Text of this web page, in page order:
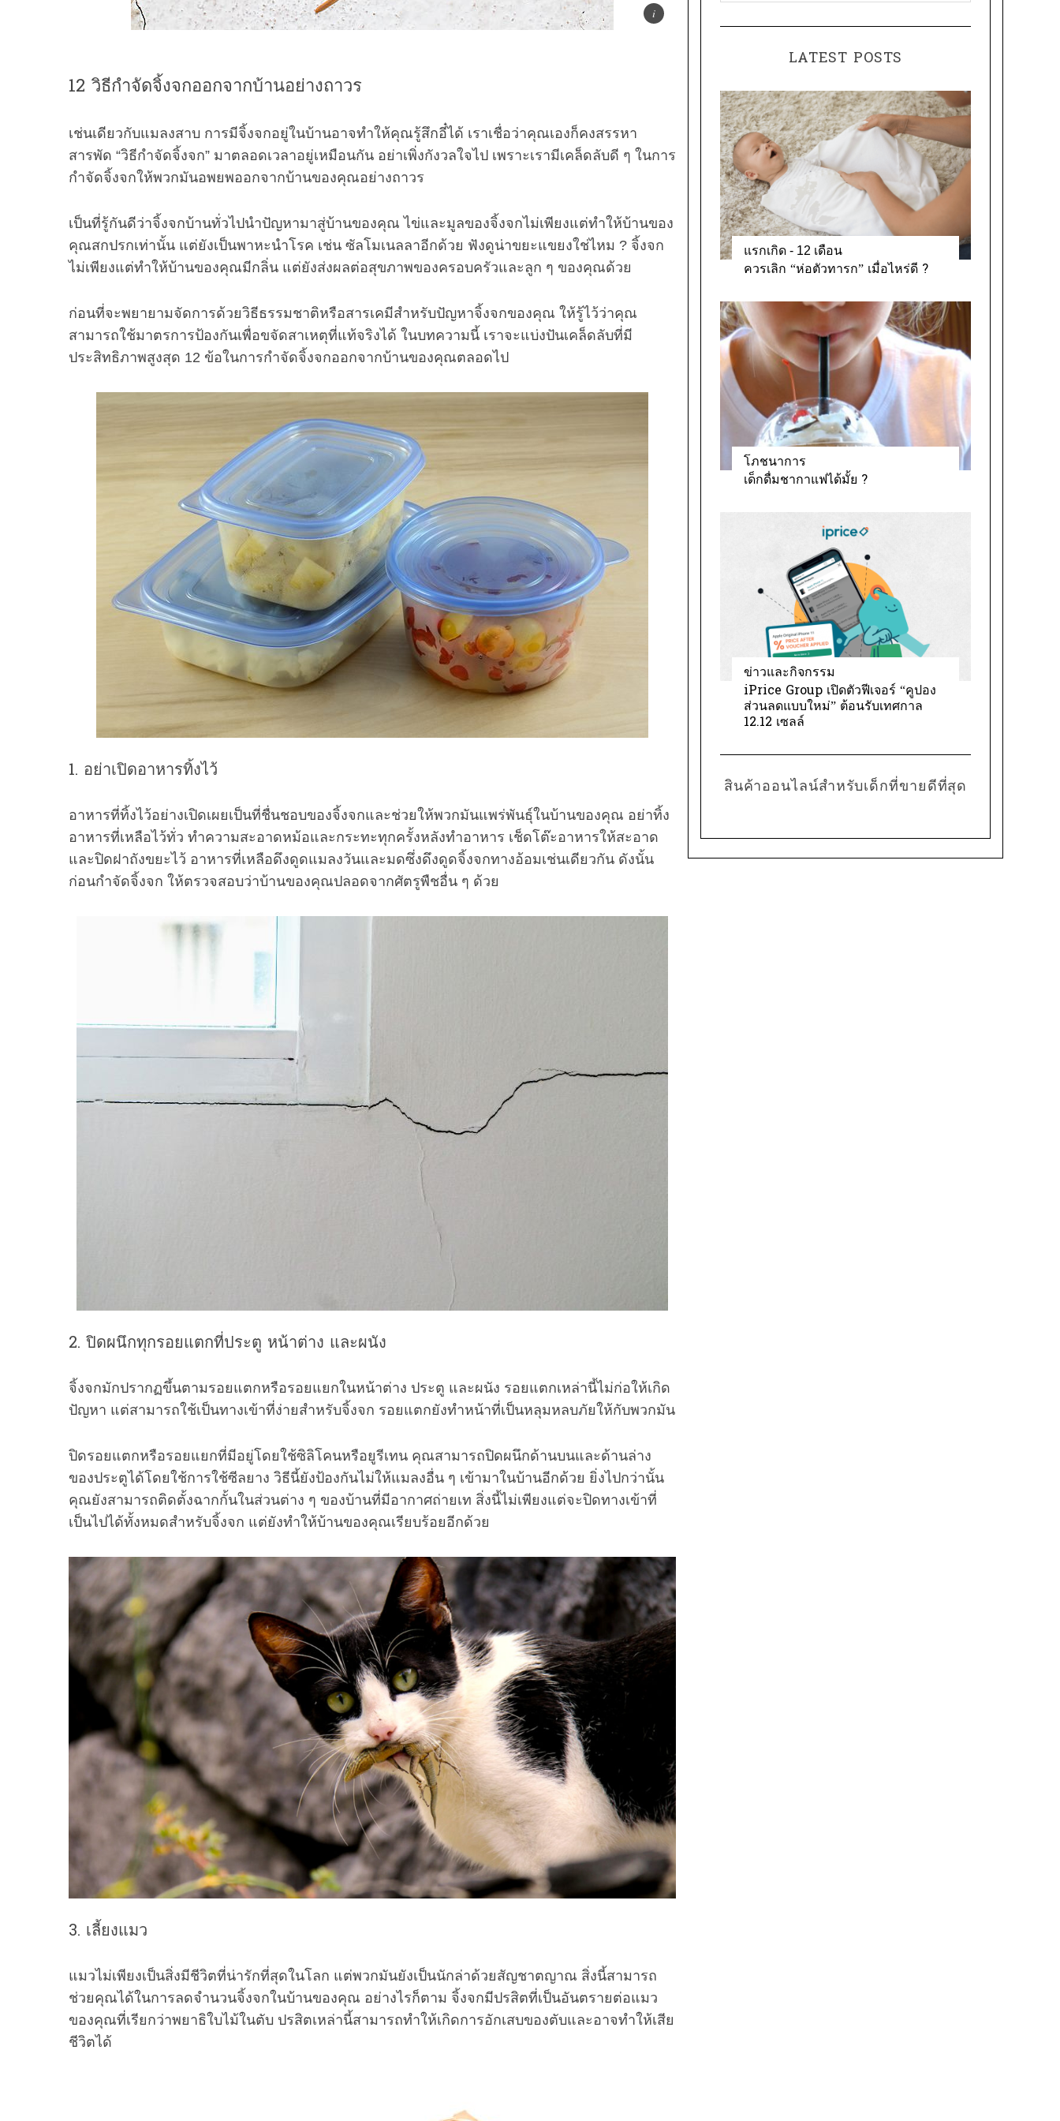
12 วิธีกำจัดจิ้งจกออกจากบ้านอย่างถาวร
เช่นเดียวกับแมลงสาบ การมีจิ้งจกอยู่ในบ้านอาจทำให้คุณรู้สึกอี๋ได้ เราเชื่อว่าคุณเองก็คงสรรหา
สารพัด “วิธีกำจัดจิ้งจก” มาตลอดเวลาอยู่เหมือนกัน อย่าเพิ่งกังวลใจไป เพราะเรามีเคล็ดลับดี ๆ ในการ
กำจัดจิ้งจกให้พวกมันอพยพออกจากบ้านของคุณอย่างถาวร
เป็นที่รู้กันดีว่าจิ้งจกบ้านทั่วไปนำปัญหามาสู่บ้านของคุณ ไข่และมูลของจิ้งจกไม่เพียงแต่ทำให้บ้านของ
คุณสกปรกเท่านั้น แต่ยังเป็นพาหะนำโรค เช่น ซัลโมเนลลาอีกด้วย ฟังดูน่าขยะแขยงใช่ไหม ? จิ้งจก
ไม่เพียงแต่ทำให้บ้านของคุณมีกลิ่น แต่ยังส่งผลต่อสุขภาพของครอบครัวและลูก ๆ ของคุณด้วย
ก่อนที่จะพยายามจัดการด้วยวิธีธรรมชาติหรือสารเคมีสำหรับปัญหาจิ้งจกของคุณ ให้รู้ไว้ว่าคุณ
สามารถใช้มาตรการป้องกันเพื่อขจัดสาเหตุที่แท้จริงได้ ในบทความนี้ เราจะแบ่งปันเคล็ดลับที่มี
ประสิทธิภาพสูงสุด 12 ข้อในการกำจัดจิ้งจกออกจากบ้านของคุณตลอดไป
1. อย่าเปิดอาหารทิ้งไว้
อาหารที่ทิ้งไว้อย่างเปิดเผยเป็นที่ชื่นชอบของจิ้งจกและช่วยให้พวกมันแพร่พันธุ์ในบ้านของคุณ อย่าทิ้ง
อาหารที่เหลือไว้ทั่ว ทำความสะอาดหม้อและกระทะทุกครั้งหลังทำอาหาร เช็ดโต๊ะอาหารให้สะอาด
และปิดฝาถังขยะไว้ อาหารที่เหลือดึงดูดแมลงวันและมดซึ่งดึงดูดจิ้งจกทางอ้อมเช่นเดียวกัน ดังนั้น
ก่อนกำจัดจิ้งจก ให้ตรวจสอบว่าบ้านของคุณปลอดจากศัตรูพืชอื่น ๆ ด้วย
2. ปิดผนึกทุกรอยแตกที่ประตู หน้าต่าง และผนัง
จิ้งจกมักปรากฏขึ้นตามรอยแตกหรือรอยแยกในหน้าต่าง ประตู และผนัง รอยแตกเหล่านี้ไม่ก่อให้เกิด
ปัญหา แต่สามารถใช้เป็นทางเข้าที่ง่ายสำหรับจิ้งจก รอยแตกยังทำหน้าที่เป็นหลุมหลบภัยให้กับพวกมัน
ปิดรอยแตกหรือรอยแยกที่มีอยู่โดยใช้ซิลิโคนหรือยูรีเทน คุณสามารถปิดผนึกด้านบนและด้านล่าง
ของประตูได้โดยใช้การใช้ซีลยาง วิธีนี้ยังป้องกันไม่ให้แมลงอื่น ๆ เข้ามาในบ้านอีกด้วย ยิ่งไปกว่านั้น
คุณยังสามารถติดตั้งฉากกั้นในส่วนต่าง ๆ ของบ้านที่มีอากาศถ่ายเท สิ่งนี้ไม่เพียงแต่จะปิดทางเข้าที่
เป็นไปได้ทั้งหมดสำหรับจิ้งจก แต่ยังทำให้บ้านของคุณเรียบร้อยอีกด้วย
3. เลี้ยงแมว
แมวไม่เพียงเป็นสิ่งมีชีวิตที่น่ารักที่สุดในโลก แต่พวกมันยังเป็นนักล่าด้วยสัญชาตญาณ สิ่งนี้สามารถ
ช่วยคุณได้ในการลดจำนวนจิ้งจกในบ้านของคุณ อย่างไรก็ตาม จิ้งจกมีปรสิตที่เป็นอันตรายต่อแมว
ของคุณที่เรียกว่าพยาธิใบไม้ในตับ ปรสิตเหล่านี้สามารถทำให้เกิดการอักเสบของตับและอาจทำให้เสีย
ชีวิตได้
r
a
t
o
r
i
e
s
LATEST POSTS
แรกเกิด - 12 เดือน
ควรเลิก “ห่อตัวทารก” เมื่อไหร่ดี ?
โภชนาการ
เด็กดื่มชากาแฟได้มั้ย ?
ข่าวและกิจกรรม
iPrice Group เปิดตัวฟีเจอร์ “คูปอง
ส่วนลดแบบใหม่” ต้อนรับเทศกาล
12.12 เซลล์
สินค้าออนไลน์สำหรับเด็กที่ขายดีที่สุด
a
r
c